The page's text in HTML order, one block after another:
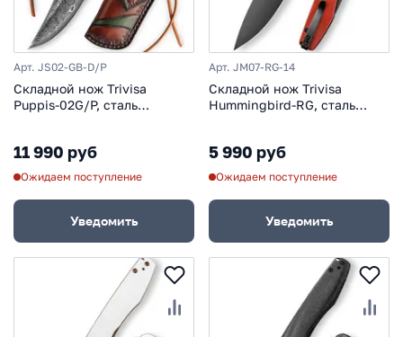
Арт. JS02-GB-D/P
Складной нож Trivisa
Puppis-02G/P, сталь
11 990 руб
Ожидаем поступление
Уведомить
Арт. JM07-RG-14
Складной нож Trivisa
Hummingbird-RG, сталь
5 990 руб
Ожидаем поступление
Уведомить